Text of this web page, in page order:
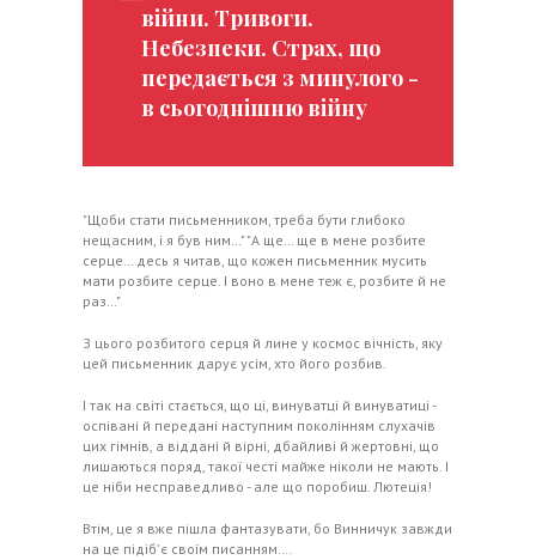
війни. Тривоги.
Небезпеки. Страх, що
передається з минулого -
в сьогоднішню війну
"Щоби стати письменником, треба бути глибоко
нещасним, і я був ним…" "А ще… ще в мене розбите
серце… десь я читав, що кожен письменник мусить
мати розбите серце. І воно в мене теж є, розбите й не
раз…"
З цього розбитого серця й лине у космос вічність, яку
цей письменник дарує усім, хто його розбив.
І так на світі стається, що ці, винуватці й винуватиці -
оспівані й передані наступним поколінням слухачів
цих гімнів, а віддані й вірні, дбайливі й жертовні, що
лишаються поряд, такої честі майже ніколи не мають. І
це ніби несправедливо - але що поробиш. Лютеція!
Втім, це я вже пішла фантазувати, бо Винничук завжди
на це підіб'є своїм писанням….